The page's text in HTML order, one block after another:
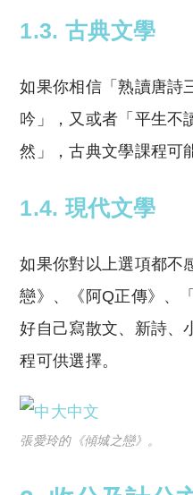
1.3. 古典文學
如果你相信「熟讀唐詩
吟」，又或者「平生不
然」，古典文學課程可
1.4. 現代文學
如果你對以上選項都不
戀》、《阿Q正傳》、
好自己寫散文、新詩、
程可供選擇。
張愛玲的《傾城之戀》。